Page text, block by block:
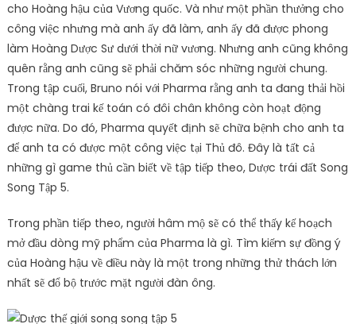
cho Hoàng hậu của Vương quốc. Và như một phần thưởng cho
công việc nhưng mà anh ấy đã làm, anh ấy đã được phong
làm Hoàng Dược Sư dưới thời nữ vương. Nhưng anh cũng không
quên rằng anh cũng sẽ phải chăm sóc những người chung.
Trong tập cuối, Bruno nói với Pharma rằng anh ta đang thải hồi
một chàng trai kế toán có đôi chân không còn hoạt động
được nữa. Do đó, Pharma quyết định sẽ chữa bệnh cho anh ta
để anh ta có được một công việc tại Thủ đô. Đây là tất cả
những gì game thủ cần biết về tập tiếp theo, Dược trái đất Song
Song Tập 5.
Trong phần tiếp theo, người hâm mộ sẽ có thể thấy kế hoạch
mở đầu dòng mỹ phẩm của Pharma là gì. Tìm kiếm sự đồng ý
của Hoàng hậu về điều này là một trong những thử thách lớn
nhất sẽ đổ bộ trước mặt người đàn ông.